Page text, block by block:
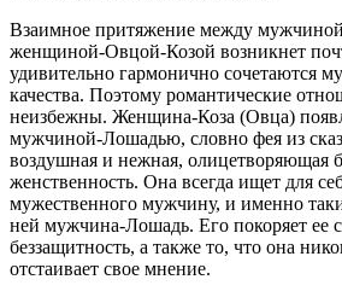
Взаимное притяжение между
женщиной-Овцой-Козой возникнет
удивительно гармонично сочетаются
качества. Поэтому романтические
неизбежны. Женщина-Коза (Овца)
мужчиной-Лошадью, словно фея из
воздушная и нежная, олицетворяющая
женственность. Она всегда ищет для
мужественного мужчину, и именно
ней мужчина-Лошадь. Его покоряет ее
беззащитность, а также то, что она
отстаивает свое мнение.